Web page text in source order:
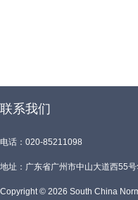
联系我们
电话：020-85211098
地址：广东省广州市中山大道西55
Copyright © 2026 South China